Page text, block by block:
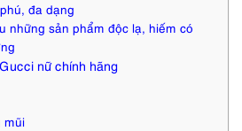
đa dạng
những sản phẩm độc lạ, hiếm có
nữ chính hãng
mũi